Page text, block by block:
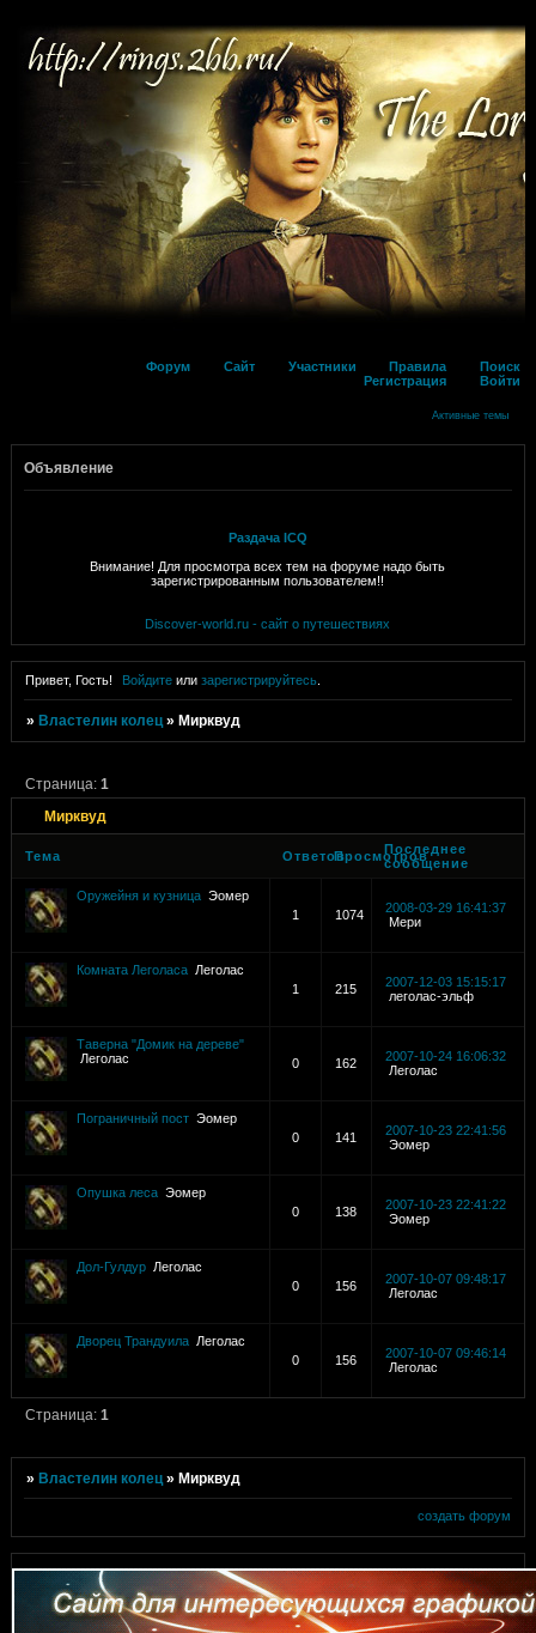
Форум Сайт Участники Правила
Поиск
Регистрация
Войти
Активные темы
Объявление
Раздача ICQ
Внимание! Для просмотра всех тем на форуме надо быть
зарегистрированным пользователем!!
Discover-world.ru - сайт о путешествиях
Привет, Гость! Войдите илизарегистрируйтесь
» Властелин колец » Мирквуд
Мирквуд
Страница:1
Тема ОтветовПросмотровПоследнее
сообщение
Оружейня и кузница Эомер
1
1074
2008-03-29 16:41:37
Мери
Комната Леголаса Леголас
1
215
2007-12-03 15:15:17
леголас-эльф
Таверна "Домик на дереве"
Леголас
0 162
2007-10-24 16:06:32
Леголас
Пограничный пост Эомер
0
141
2007-10-23 22:41:56
Эомер
Опушка леса Эомер
0
138
2007-10-23 22:41:22
Эомер
Дол-Гулдур Леголас
0
156
2007-10-07 09:48:17
Леголас
Дворец Трандуила Леголас
0
156
2007-10-07 09:46:14
Леголас
Страница:1
»Властелин колец »Мирквуд
создать форум